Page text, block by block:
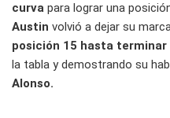
curva para lograr una
Austin volvió a dejar su
posición 15 hasta terminar
la tabla y demostrando su
Alonso.